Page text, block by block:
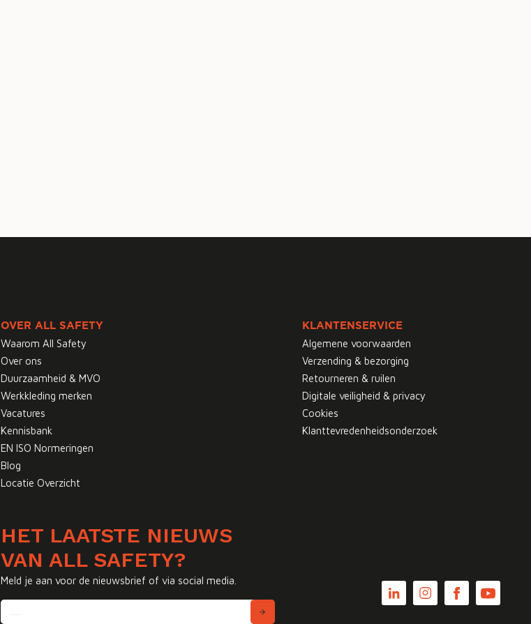
OVER ALL SAFETY
Waarom All Safety
Over ons
Duurzaamheid & MVO
Werkkleding merken
Vacatures
Kennisbank
EN ISO Normeringen
Blog
Locatie Overzicht
KLANTENSERVICE
Algemene voorwaarden
Verzending & bezorging
Retourneren & ruilen
Digitale veiligheid & privacy
Cookies
Klanttevredenheidsonderzoek
HET LAATSTE NIEUWS
VAN ALL SAFETY?
Meld je aan voor de nieuwsbrief of via social media.